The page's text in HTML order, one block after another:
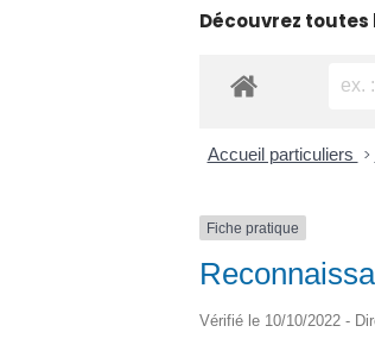
Découvrez
Accueil particuliers >
Fiche pratique
Vérifié le 10/10/2022 -